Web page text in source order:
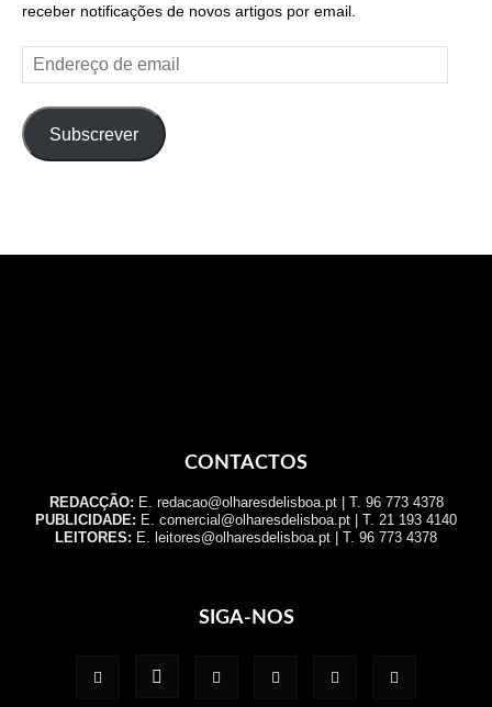
receber notificações de novos artigos por email.
Endereço
de
email
Subscrever
CONTACTOS
REDACÇÃO: E. redacao@olharesdelisboa.pt | T. 96 773 4378
PUBLICIDADE: E. comercial@olharesdelisboa.pt | T. 21 193 4140
LEITORES: E. leitores@olharesdelisboa.pt | T. 96 773 4378
SIGA-NOS